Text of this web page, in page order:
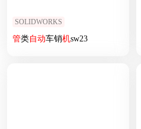
SOLIDWORKS
管类自动车销机sw23